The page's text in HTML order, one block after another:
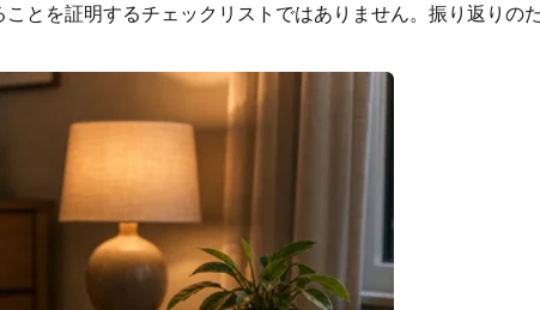
ことを証明するチェックリストではありません。振り返り